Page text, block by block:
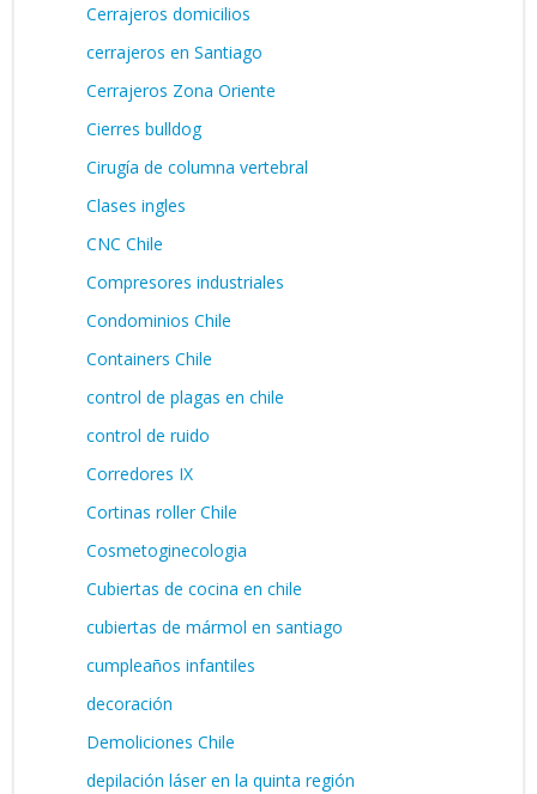
Cerrajeros domicilios
cerrajeros en Santiago
Cerrajeros Zona Oriente
Cierres bulldog
Cirugía de columna vertebral
Clases ingles
CNC Chile
Compresores industriales
Condominios Chile
Containers Chile
control de plagas en chile
control de ruido
Corredores IX
Cortinas roller Chile
Cosmetoginecologia
Cubiertas de cocina en chile
cubiertas de mármol en santiago
cumpleaños infantiles
decoración
Demoliciones Chile
depilación láser en la quinta región